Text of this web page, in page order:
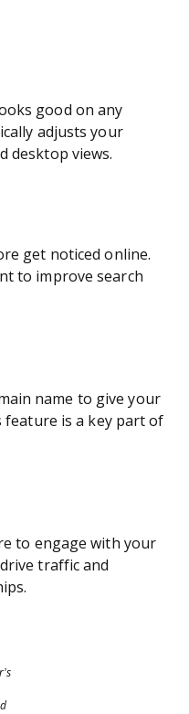
good on any
adjusts your
desktop views.
get noticed online.
to improve search
name to give your
feature is a key part of
to engage with your
traffic and